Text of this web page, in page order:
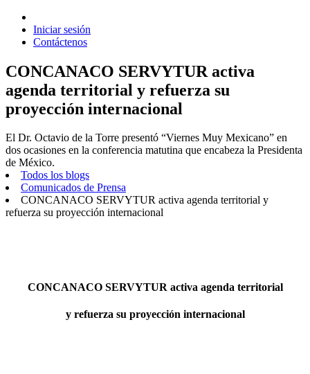
Iniciar sesión
Contáctenos
CONCANACO SERVYTUR activa
agenda territorial y refuerza su
proyección internacional
El Dr. Octavio de la Torre presentó “Viernes Muy Mexicano” en
dos ocasiones en la conferencia matutina que encabeza la Presidenta
de México.
Todos los blogs
Comunicados de Prensa
CONCANACO SERVYTUR activa agenda territorial y
refuerza su proyección internacional
CONCANACO SERVYTUR activa agenda territorial
y refuerza su proyección internacional